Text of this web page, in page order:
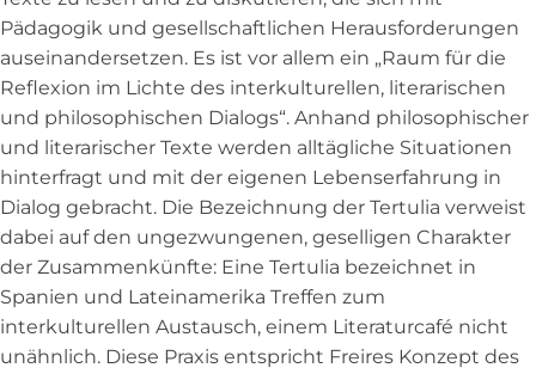
Pädagogik und gesellschaftlichen Herausforderungen
auseinandersetzen. Es ist vor allem ein „Raum für die
Reflexion im Lichte des interkulturellen, literarischen
und philosophischen Dialogs“. Anhand philosophischer
und literarischer Texte werden alltägliche Situationen
hinterfragt und mit der eigenen Lebenserfahrung in
Dialog gebracht. Die Bezeichnung der Tertulia verweist
dabei auf den ungezwungenen, geselligen Charakter
der Zusammenkünfte: Eine Tertulia bezeichnet in
Spanien und Lateinamerika Treffen zum
interkulturellen Austausch, einem Literaturcafé nicht
unähnlich. Diese Praxis entspricht Freires Konzept des